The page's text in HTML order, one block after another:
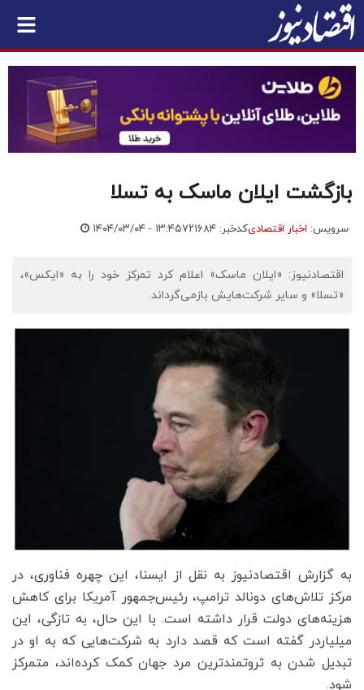
بازگشت ایلان ماسک به تسلا
سرویس: اخبار اقتصادیکدخبر: ۷۲۱۶۸۴ ۱۴۰۴/۰۳/۰۴ - ۱۳:۴۵
اقتصادنیوز: «ایلان ماسک» اعلام کرد تمرکز خود را به «ایکس»،
«تسلا» و سایر شرکت‌هایش بازمی‌گرداند.
به گزارش اقتصادنیوز به نقل از ایسنا، این چهره فناوری، در
مرکز تلاش‌های دونالد ترامپ، رئیس‌جمهور آمریکا برای کاهش
هزینه‌های دولت قرار داشته است. با این حال، به تازگی، این
میلیاردر گفته است که قصد دارد به شرکت‌هایی که به او در
تبدیل شدن به ثروتمندترین مرد جهان کمک کرده‌اند، متمرکز
شود.